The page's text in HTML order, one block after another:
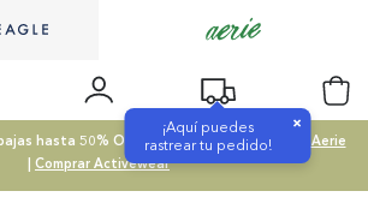
¡Aquí puedes
rastrear tu pedido!
×
hasta 50% OFF |Comprar SALE|Comprar Aerie
| Comprar Activewear